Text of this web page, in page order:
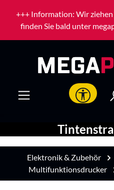
Zum Hauptinhalt springen
+++ Information: Wir ziehen
finden Sie bald unter
Elektronik & Zubehör
Multifunktionsdrucker